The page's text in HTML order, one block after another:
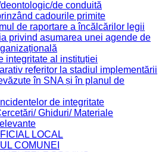
de conduită
cadourile primite
de raportare a încălcărilor legii
privind asumarea unei agende de
integritate al instituției
referitor la stadiul implementării
în SNA și în planul de
de integritate
Ghiduri/ Materiale
LOCAL
COMUNEI